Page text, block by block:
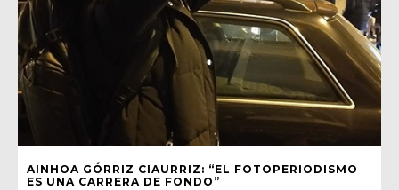
AINHOA GÓRRIZ CIAURRIZ: “EL FOTOPERIODISMO
ES UNA CARRERA DE FONDO”